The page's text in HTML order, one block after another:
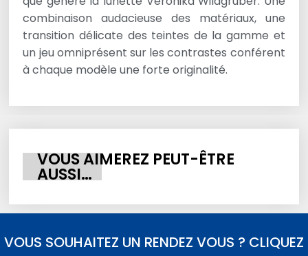
combinaison audacieuse des matériaux, une
transition délicate des teintes de la gamme et
un jeu omniprésent sur les contrastes conférent
à chaque modèle une forte originalité.
VOUS AIMEREZ PEUT-ÊTRE
AUSSI…
VOUS SOUHAITEZ UN RENDEZ VOUS ? CLIQUEZ